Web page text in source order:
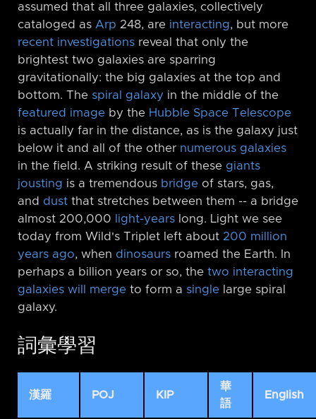
assumed that all three galaxies, collectively
cataloged as Arp 248, are interacting, but more
recent investigations reveal that only the
brightest two galaxies are sparring
gravitationally: the big galaxies at the top and
bottom. The spiral galaxy in the middle of the
featured image by the Hubble Space Telescope
is actually far in the distance, as is the galaxy just
below it and all of the other numerous galaxies
in the field. A striking result of these giants
jousting is a tremendous bridge of stars, gas,
and dust that stretches between them -⁠- a bridge
almost 200,000
light-years long. Light we see
today from Wild's Triplet left about 200 million
years ago, when dinosaurs roamed the Earth. In
perhaps a billion years or so, the two interacting
galaxies will merge to form a single large spiral
galaxy.
詞彙學習
漢羅 POJ KIP
華
語
English